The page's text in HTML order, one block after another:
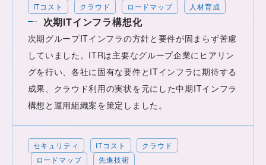
ITコスト クラウド ロードマップ 人材育成
次期ITインフラ構想化
次期グループITインフラの方針と要件が固まらず苦慮
していました。ITRは主要なグループ企業にヒアリン
グを行い、各社に固有な要件とITインフラに期待する
成果、クラウド利用の実状を元にした中期ITインフラ
構想と運用組織案を策定しました。
セキュリティ ITコスト
クラウド
ロードマップ
先進技術